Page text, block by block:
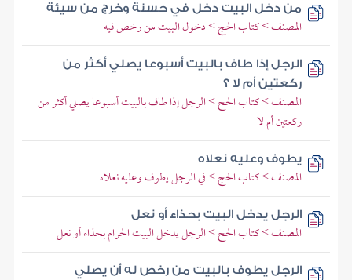
من دخل البيت دخل في حسنة وخرج من سيئة
المصنف > كتاب الحج > دخول البيت من رخص فيه
الرجل إذا طاف بالبيت أسبوعا يصلي أكثر من
ركعتين أم لا ؟
المصنف > كتاب الحج > الرجل إذا طاف بالبيت أسبوعا يصلي أكثر من
ركعتين أم لا
يطوف وعليه نعلاه
المصنف > كتاب الحج > في الرجل يطوف وعليه نعلاه
الرجل يدخل البيت بحذاء أو نعل
المصنف > كتاب الحج > الرجل يدخل البيت الحرام بحذاء أو نعل
الرجل يطوف بالبيت من رخص له أن يصلي